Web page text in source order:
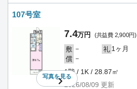
107号室
写真を見る
7.4万円 (共益費 2,900円)
敷 － 礼 1ヶ月
償 －
1階 / 1K / 28.87㎡
2026/08/09 更新